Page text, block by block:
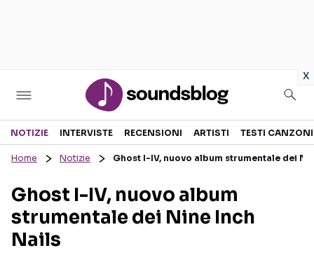
x
Sezioni
RECENSIONI MUSICALI
INTERVISTE
GOSSIP E CURIOSITÀ
TESTI CANZONI
TOUR ED EVENTI
NOTIZIE INTERVISTE RECENSIONI ARTISTI TESTI CANZONI
Home Notizie Ghost I-IV, nuovo album strumentale dei
Ghost I-IV, nuovo album
strumentale dei Nine Inch
Nails